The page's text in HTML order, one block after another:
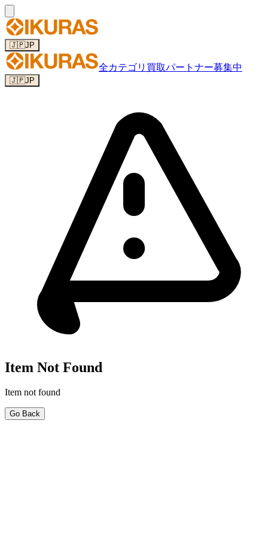
🇯🇵JP
全カテゴリ 買取パートナー募集中
🇯🇵JP
Item Not Found
Item not found
Go Back